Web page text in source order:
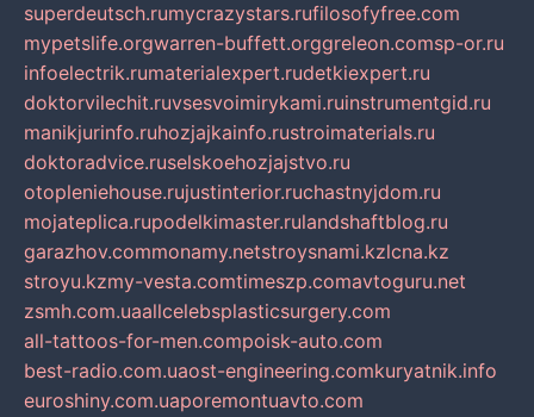
superdeutsch.rumycrazystars.rufilosofyfree.com
mypetslife.orgwarren-buffett.orggreleon.comsp-or.ru
infoelectrik.rumaterialexpert.rudetkiexpert.ru
doktorvilechit.ruvsesvoimirykami.ruinstrumentgid.ru
manikjurinfo.ruhozjajkainfo.rustroimaterials.ru
doktoradvice.ruselskoehozjajstvo.ru
otopleniehouse.rujustinterior.ruchastnyjdom.ru
mojateplica.rupodelkimaster.rulandshaftblog.ru
garazhov.commonamy.netstroysnami.kzlcna.kz
stroyu.kzmy-vesta.comtimeszp.comavtoguru.net
zsmh.com.uaallcelebsplasticsurgery.com
all-tattoos-for-men.compoisk-auto.com
best-radio.com.uaost-engineering.comkuryatnik.info
euroshiny.com.uaporemontuavto.com